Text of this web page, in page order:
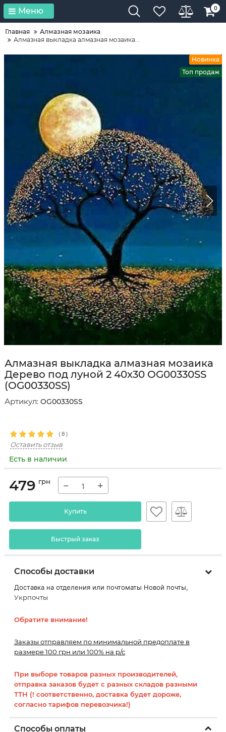
Меню 0
Главная
Алмазная мозаика
Алмазная выкладка алмазная мозаика...
Новинка
Топ продаж
Алмазная выкладка алмазная мозаика
Дерево под луной 2 40x30 OG00330SS
(OG00330SS)
Артикул: OG00330SS
( 8 )
Оставить отзыв
Есть в наличии
479 грн − +
Купить
Быстрый заказ
Способы доставки
Доставка на отделения или почтоматы Новой почты,
Укрпочты
Обратите внимание!
Заказы отправляем по минимальной предоплате в
размере 100 грн или 100% на р/с
При выборе товаров разных производителей,
отправка заказов будет с разных складов разными
ТТН (! соответственно, доставка будет дороже,
согласно тарифов перевозчика!)
Способы оплаты